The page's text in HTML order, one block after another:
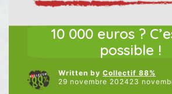
ARTICLES VEDETTESJUSTICE
10 000 euros ?
possible !
Written by Collectif 88%
29 novembre 202423